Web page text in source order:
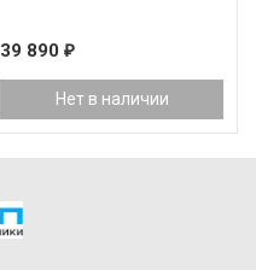
39 890 ₽
Нет в наличии